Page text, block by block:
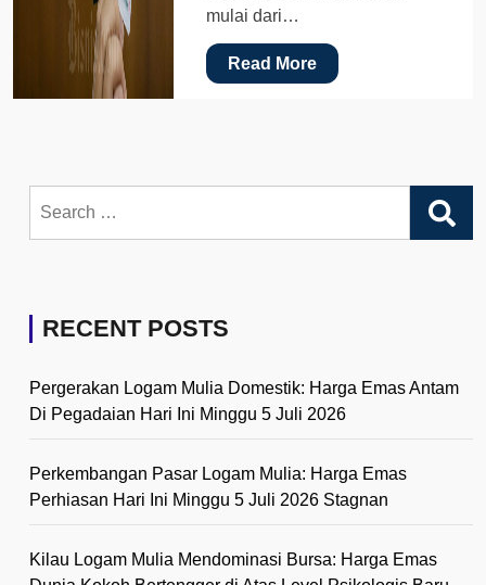
mulai dari…
Read More
for:
RECENT POSTS
Pergerakan Logam Mulia Domestik: Harga Emas Antam
Di Pegadaian Hari Ini Minggu 5 Juli 2026
Perkembangan Pasar Logam Mulia: Harga Emas
Perhiasan Hari Ini Minggu 5 Juli 2026 Stagnan
Kilau Logam Mulia Mendominasi Bursa: Harga Emas